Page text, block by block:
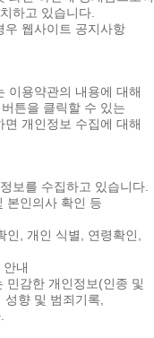
하고 있습니다.
우 웹사이트 공지사항
이용약관의 내용에 대해
튼을 클릭할 수 있는
개인정보 수집에 대해
보를 수집하고 있습니다.
본인의사 확인 등
인, 개인 식별, 연령확인,
내
민감한 개인정보(인종 및
성향 및 범죄기록,